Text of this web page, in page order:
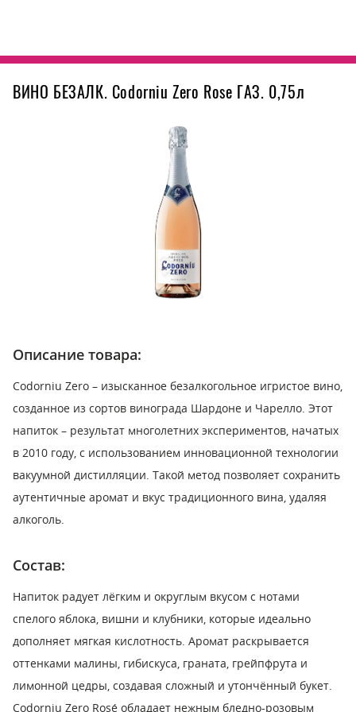
ВИНО БЕЗАЛК. Codorniu Zero Rose ГАЗ. 0,75л
Описание товара:
Codorniu Zero – изысканное безалкогольное игристое вино,
созданное из сортов винограда Шардоне и Чарелло. Этот
напиток – результат многолетних экспериментов, начатых
в 2010 году, с использованием инновационной технологии
вакуумной дистилляции. Такой метод позволяет сохранить
аутентичные аромат и вкус традиционного вина, удаляя
алкоголь.
Состав:
Напиток радует лёгким и округлым вкусом с нотами
спелого яблока, вишни и клубники, которые идеально
дополняет мягкая кислотность. Аромат раскрывается
оттенками малины, гибискуса, граната, грейпфрута и
лимонной цедры, создавая сложный и утончённый букет.
Codorniu Zero Rosé обладает нежным бледно-розовым